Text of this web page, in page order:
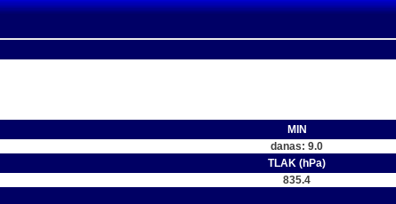
MIN
danas: 9.0
TLAK (hPa)
835.4